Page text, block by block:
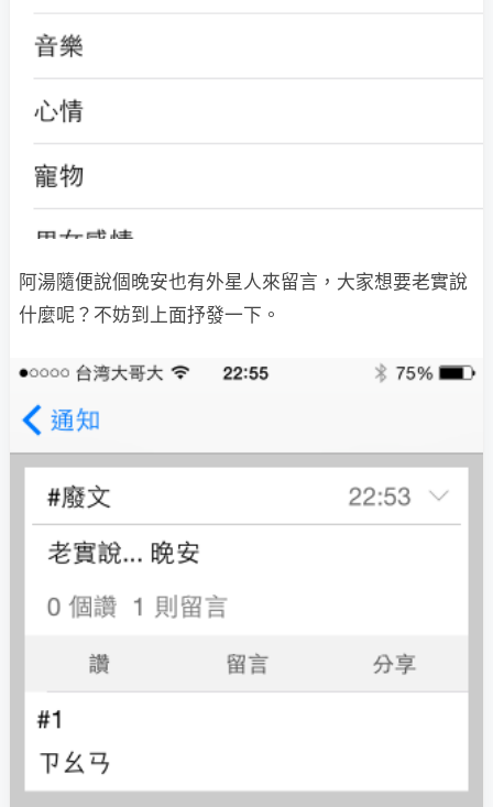
阿湯隨便說個晚安也有外星人來留言，大家想要老實說
什麼呢？不妨到上面抒發一下。